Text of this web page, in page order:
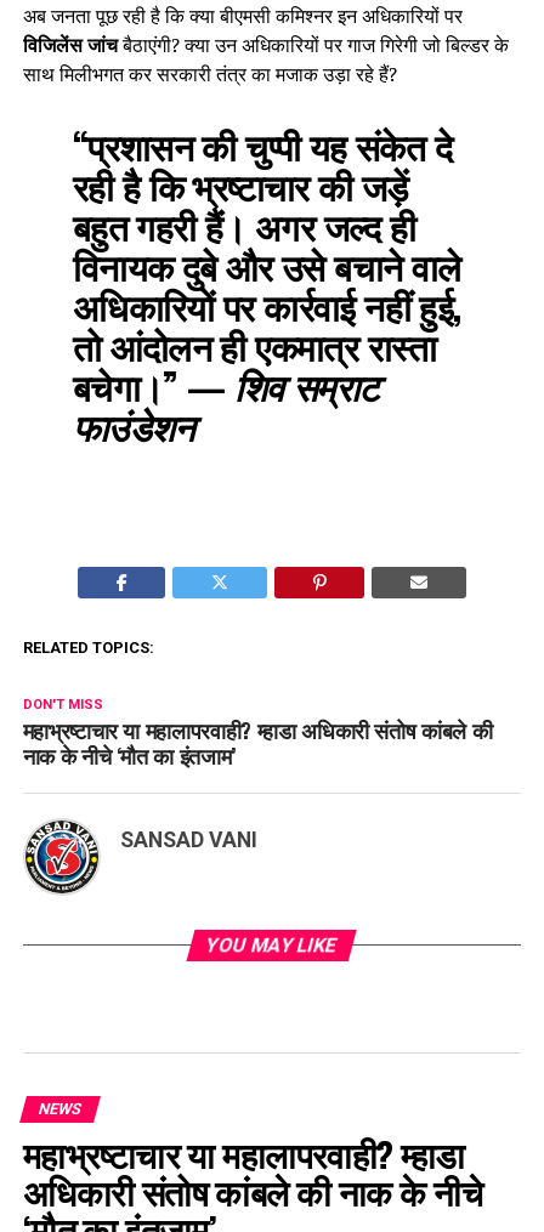
अब जनता पूछ रही है कि क्या बीएमसी कमिश्नर इन अधिकारियों पर
विजिलेंस जांचबैठाएंगी? क्या उन अधिकारियों पर गाज गिरेगी जो बिल्डर के
साथ मिलीभगत कर सरकारी तंत्र का मजाक उड़ा रहे हैं?
“प्रशासन की चुप्पी यह संकेत दे
रही है कि भ्रष्टाचार की जड़ें
बहुत गहरी हैं। अगर जल्द ही
विनायक दुबे और उसे बचाने वाले
अधिकारियों पर कार्रवाई नहीं हुई,
तो आंदोलन ही एकमात्र रास्ता
बचेगा।” — शिव सम्राट
फाउंडेशन
RELATED TOPICS:
DON'T MISS
महाभ्रष्टाचार या महालापरवाही? म्हाडा अधिकारी संतोष कांबले की
नाक के नीचे ‘मौत का इंतजाम’
SANSAD VANI
YOU MAY LIKE
NEWS
महाभ्रष्टाचार या महालापरवाही? म्हाडा
अधिकारी संतोष कांबले की नाक के नीचे